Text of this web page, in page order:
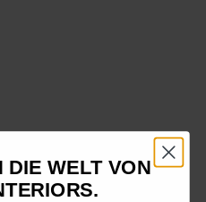
DIE WELT VON